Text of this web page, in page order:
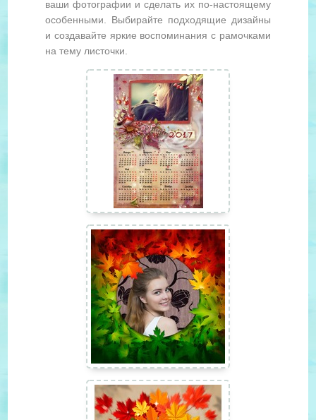
ваши фотографии и сделать их по-настоящему
особенными. Выбирайте подходящие дизайны
и создавайте яркие воспоминания с рамочками
на тему листочки.